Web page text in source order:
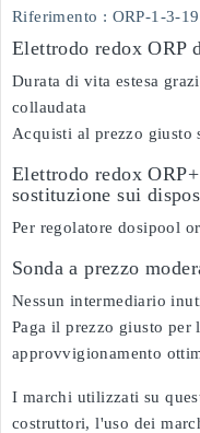
Riferimento : ORP-1-3-
Elettrodo redox ORP
Durata di vita estesa
collaudata
Acquisti al prezzo giusto
Elettrodo redox
sostituzione sui
Per regolatore dosipool or
Sonda a prezzo
Nessun intermediario
Paga il prezzo giusto per
approvvigionamento
I marchi utilizzati su
costruttori, l'uso dei